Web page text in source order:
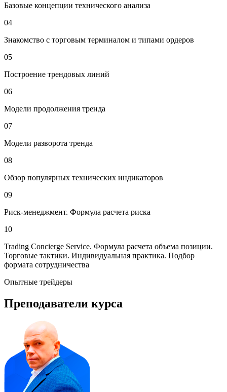
Базовые концепции технического анализа
04
Знакомство с торговым терминалом и типами ордеров
05
Построение трендовых линий
06
Модели продолжения тренда
07
Модели разворота тренда
08
Обзор популярных технических индикаторов
09
Риск-менеджмент. Формула расчета риска
10
Trading Concierge Service. Формула расчета объема позиции.
Торговые тактики. Индивидуальная практика. Подбор
формата сотрудничества
Опытные трейдеры
Преподаватели курса